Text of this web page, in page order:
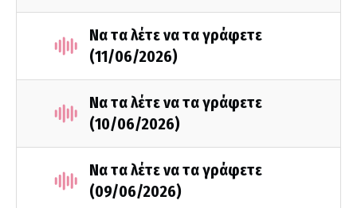
Να τα λέτε να τα γράφετε
(11/06/2026)
Να τα λέτε να τα γράφετε
(10/06/2026)
Να τα λέτε να τα γράφετε
(09/06/2026)